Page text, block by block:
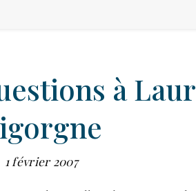
à
1 février 2007